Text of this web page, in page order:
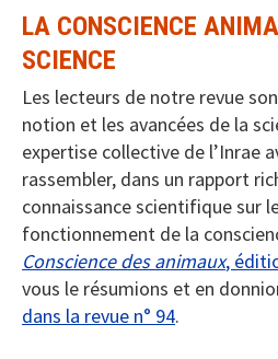
LA CONSCIENCE
SCIENCE
Les lecteurs de notre revue
notion et les avancées de la
expertise collective de l’Inrae
rassembler, dans un rapport
connaissance scientifique sur
fonctionnement de la
Conscience des animaux,
vous le résumions et en
dans la revue n° 94.